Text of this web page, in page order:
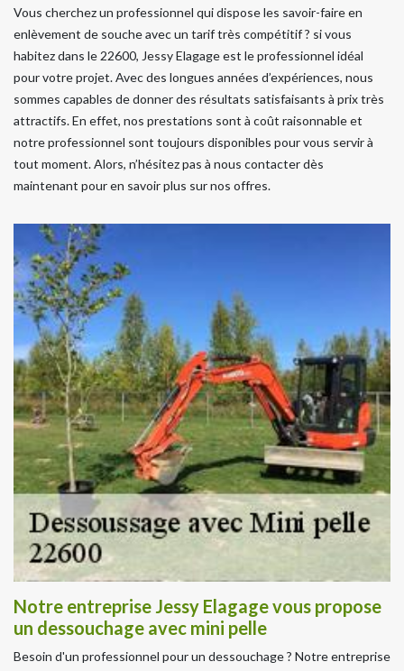
Vous cherchez un professionnel qui dispose les savoir-faire en
enlèvement de souche avec un tarif très compétitif ? si vous
habitez dans le 22600, Jessy Elagage est le professionnel idéal
pour votre projet. Avec des longues années d’expériences, nous
sommes capables de donner des résultats satisfaisants à prix très
attractifs. En effet, nos prestations sont à coût raisonnable et
notre professionnel sont toujours disponibles pour vous servir à
tout moment. Alors, n’hésitez pas à nous contacter dès
maintenant pour en savoir plus sur nos offres.
Notre entreprise Jessy Elagage vous propose
un dessouchage avec mini pelle
Besoin d'un professionnel pour un dessouchage ? Notre entreprise